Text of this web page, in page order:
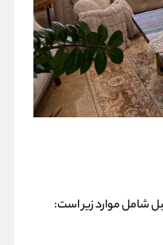
شامل موارد زیر است: